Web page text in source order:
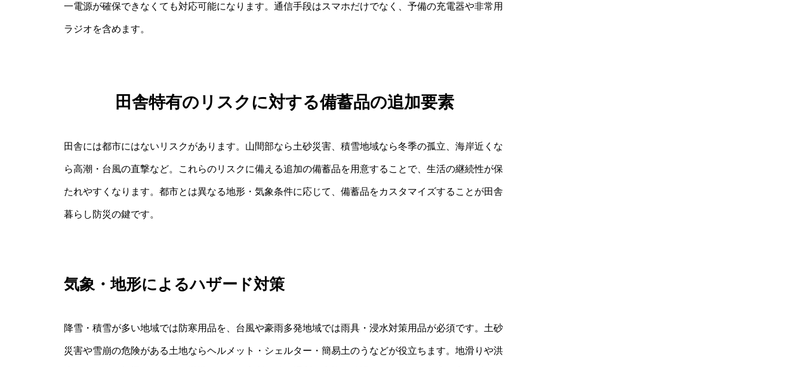
一電源が確保できなくても対応可能になります。通信手段はスマホだけでなく、予備の充電器や非常用
ラジオを含めます。
田舎特有のリスクに対する備蓄品の追加要素
田舎には都市にはないリスクがあります。山間部なら土砂災害、積雪地域なら冬季の孤立、海岸近くな
ら高潮・台風の直撃など。これらのリスクに備える追加の備蓄品を用意することで、生活の継続性が保
たれやすくなります。都市とは異なる地形・気象条件に応じて、備蓄品をカスタマイズすることが田舎
暮らし防災の鍵です。
気象・地形によるハザード対策
降雪・積雪が多い地域では防寒用品を、台風や豪雨多発地域では雨具・浸水対策用品が必須です。土砂
災害や雪崩の危険がある土地ならヘルメット・シェルター・簡易土のうなどが役立ちます。地滑りや洪